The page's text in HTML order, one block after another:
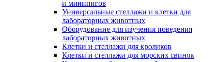
и минипигов
Универсальные стеллажи и клетки для
лабораторных животных
Оборудование для изучения поведения
лабораторных животных
Клетки и стеллажи для кроликов
Клетки и стеллажи для морских свинок